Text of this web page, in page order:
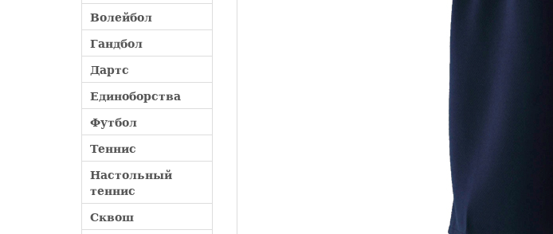
Волейбол
Гандбол
Дартс
Единоборства
Футбол
Теннис
Настольный
теннис
Сквош